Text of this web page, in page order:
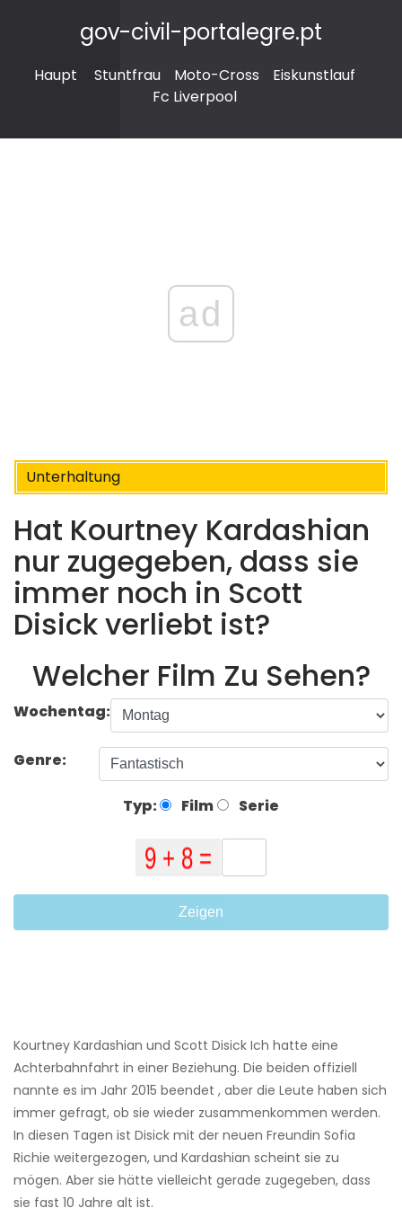
gov-civil-portalegre.pt
Haupt Stuntfrau Moto-Cross
Eiskunstlauf
Fc Liverpool
ad
Unterhaltung
Hat Kourtney Kardashian
nur zugegeben, dass sie
immer noch in Scott
Disick verliebt ist?
Welcher Film Zu Sehen?
Wochentag:
Genre:
Typ: Film Serie
Zeigen
Kourtney Kardashian und Scott Disick Ich hatte eine
Achterbahnfahrt in einer Beziehung. Die beiden offiziell
nannte es im Jahr 2015 beendet , aber die Leute haben sich
immer gefragt, ob sie wieder zusammenkommen werden.
In diesen Tagen ist Disick mit der neuen Freundin Sofia
Richie weitergezogen, und Kardashian scheint sie zu
mögen. Aber sie hätte vielleicht gerade zugegeben, dass
sie fast 10 Jahre alt ist.